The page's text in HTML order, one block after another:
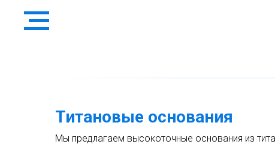
Титановые основания
Мы предлагаем высокоточные основания из